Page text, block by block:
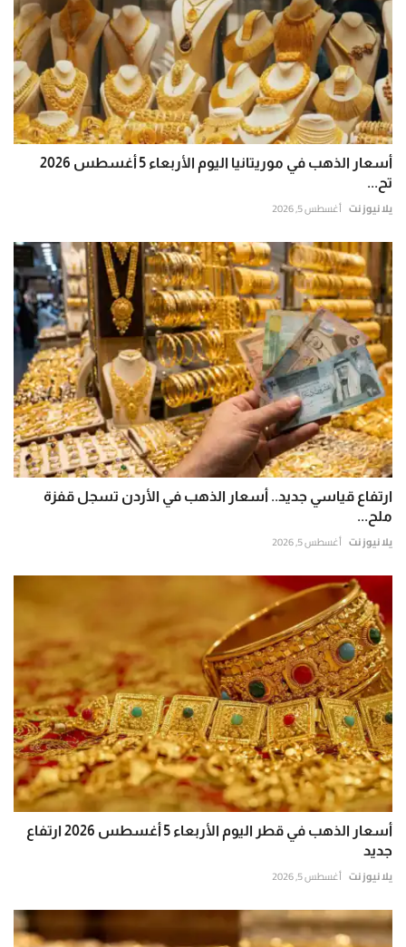
أسعار الذهب في موريتانيا اليوم الأربعاء 5 أغسطس 2026
تح...
يلا نيوز نت أغسطس 5, 2026
ارتفاع قياسي جديد.. أسعار الذهب في الأردن تسجل قفزة
ملح...
يلا نيوز نت أغسطس 5, 2026
أسعار الذهب في قطر اليوم الأربعاء 5 أغسطس 2026 ارتفاع
جديد
يلا نيوز نت أغسطس 5, 2026